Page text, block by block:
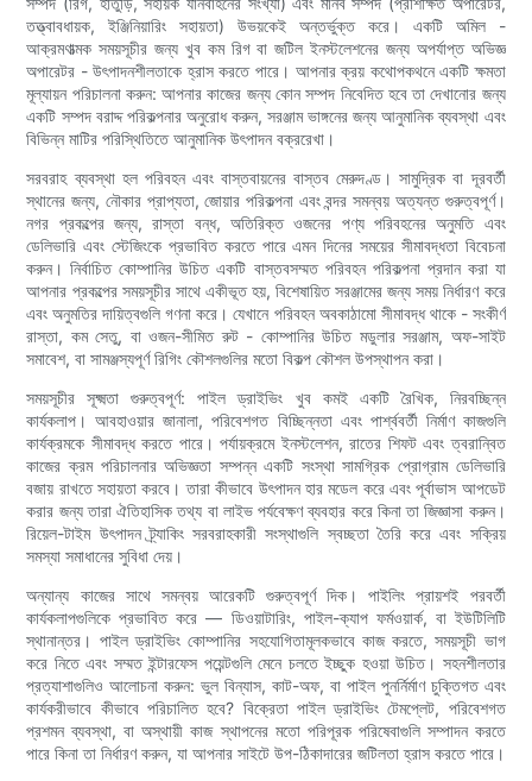
তত্ত্বাবধায়ক, ইঞ্জিনিয়ারিং সহায়তা) উভয়কেই অন্তর্ভুক্ত করে। একটি অমিল -
আক্রমণাত্মক সময়সূচীর জন্য খুব কম রিগ বা জটিল ইনস্টলেশনের জন্য অপর্যাপ্ত অভিজ্ঞ
অপারেটর - উৎপাদনশীলতাকে হ্রাস করতে পারে। আপনার ক্রয় কথোপকথনে একটি ক্ষমতা
মূল্যায়ন পরিচালনা করুন: আপনার কাজের জন্য কোন সম্পদ নিবেদিত হবে তা দেখানোর জন্য
একটি সম্পদ বরাদ্দ পরিকল্পনার অনুরোধ করুন, সরঞ্জাম ভাঙ্গনের জন্য আনুমানিক ব্যবস্থা এবং
বিভিন্ন মাটির পরিস্থিতিতে আনুমানিক উৎপাদন বক্ররেখা।
সরবরাহ ব্যবস্থা হল পরিবহন এবং বাস্তবায়নের বাস্তব মেরুদণ্ড। সামুদ্রিক বা দূরবর্তী
স্থানের জন্য, নৌকার প্রাপ্যতা, জোয়ার পরিকল্পনা এবং বন্দর সমন্বয় অত্যন্ত গুরুত্বপূর্ণ।
নগর প্রকল্পের জন্য, রাস্তা বন্ধ, অতিরিক্ত ওজনের পণ্য পরিবহনের অনুমতি এবং
ডেলিভারি এবং স্টেজিংকে প্রভাবিত করতে পারে এমন দিনের সময়ের সীমাবদ্ধতা বিবেচনা
করুন। নির্বাচিত কোম্পানির উচিত একটি বাস্তবসম্মত পরিবহন পরিকল্পনা প্রদান করা যা
আপনার প্রকল্পের সময়সূচীর সাথে একীভূত হয়, বিশেষায়িত সরঞ্জামের জন্য সময় নির্ধারণ করে
এবং অনুমতির দায়িত্বগুলি গণনা করে। যেখানে পরিবহন অবকাঠামো সীমাবদ্ধ থাকে - সংকীর্ণ
রাস্তা, কম সেতু, বা ওজন-সীমিত রুট - কোম্পানির উচিত মডুলার সরঞ্জাম, অফ-সাইট
সমাবেশ, বা সামঞ্জস্যপূর্ণ রিগিং কৌশলগুলির মতো বিকল্প কৌশল উপস্থাপন করা।
সময়সূচীর সূক্ষ্মতা গুরুত্বপূর্ণ: পাইল ড্রাইভিং খুব কমই একটি রৈখিক, নিরবচ্ছিন্ন
কার্যকলাপ। আবহাওয়ার জানালা, পরিবেশগত বিচ্ছিন্নতা এবং পার্শ্ববর্তী নির্মাণ কাজগুলি
কার্যক্রমকে সীমাবদ্ধ করতে পারে। পর্যায়ক্রমে ইনস্টলেশন, রাতের শিফট এবং ত্বরান্বিত
কাজের ক্রম পরিচালনার অভিজ্ঞতা সম্পন্ন একটি সংস্থা সামগ্রিক প্রোগ্রাম ডেলিভারি
বজায় রাখতে সহায়তা করবে। তারা কীভাবে উৎপাদন হার মডেল করে এবং পূর্বাভাস আপডেট
করার জন্য তারা ঐতিহাসিক তথ্য বা লাইভ পর্যবেক্ষণ ব্যবহার করে কিনা তা জিজ্ঞাসা করুন।
রিয়েল-টাইম উৎপাদন ট্র্যাকিং সরবরাহকারী সংস্থাগুলি স্বচ্ছতা তৈরি করে এবং সক্রিয়
সমস্যা সমাধানের সুবিধা দেয়।
অন্যান্য কাজের সাথে সমন্বয় আরেকটি গুরুত্বপূর্ণ দিক। পাইলিং প্রায়শই পরবর্তী
কার্যকলাপগুলিকে প্রভাবিত করে — ডিওয়াটারিং, পাইল-ক্যাপ ফর্মওয়ার্ক, বা ইউটিলিটি
স্থানান্তর। পাইল ড্রাইভিং কোম্পানির সহযোগিতামূলকভাবে কাজ করতে, সময়সূচী ভাগ
করে নিতে এবং সম্মত ইন্টারফেস পয়েন্টগুলি মেনে চলতে ইচ্ছুক হওয়া উচিত। সহনশীলতার
প্রত্যাশাগুলিও আলোচনা করুন: ভুল বিন্যাস, কাট-অফ, বা পাইল পুনর্নির্মাণ চুক্তিগত এবং
কার্যকরীভাবে কীভাবে পরিচালিত হবে? বিক্রেতা পাইল ড্রাইভিং টেমপ্লেট, পরিবেশগত
প্রশমন ব্যবস্থা, বা অস্থায়ী কাজ স্থাপনের মতো পরিপূরক পরিষেবাগুলি সম্পাদন করতে
পারে কিনা তা নির্ধারণ করুন, যা আপনার সাইটে উপ-ঠিকাদারের জটিলতা হ্রাস করতে পারে।